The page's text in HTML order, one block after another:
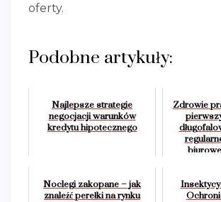
oferty.
Podobne artykuły:
Najlepsze strategie
negocjacji warunków
kredytu hipotecznego
Zdrowie
Noclegi zakopane – jak
znaleźć perełki na rynku